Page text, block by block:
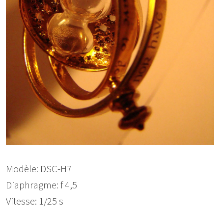
Modèle: DSC-H7
Diaphragme: f 4,5
Vitesse: 1/25 s